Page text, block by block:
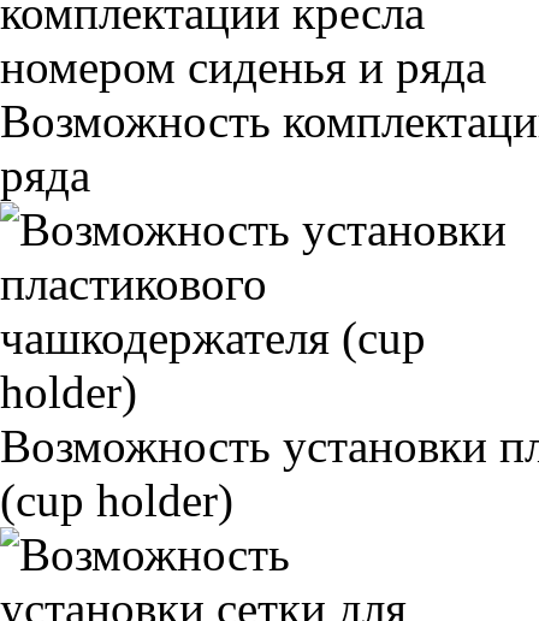
Возможность
ряда
Возможность установки
(cup holder)